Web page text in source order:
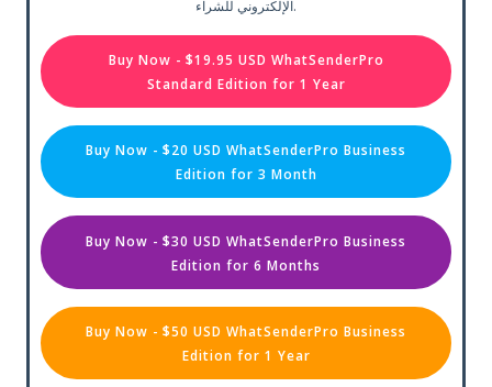
الإلكتروني للشراء.
Buy Now - $19.95 USD WhatSenderPro
Standard Edition for 1 Year
Buy Now - $20 USD WhatSenderPro Business
Edition for 3 Month
Buy Now - $30 USD WhatSenderPro Business
Edition for 6 Months
Buy Now - $50 USD WhatSenderPro Business
Edition for 1 Year